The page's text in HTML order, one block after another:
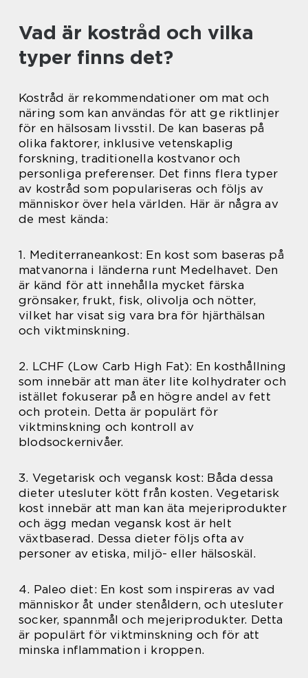
Vad är kostråd och vilka
typer finns det?
Kostråd är rekommendationer om mat och
näring som kan användas för att ge riktlinjer
för en hälsosam livsstil. De kan baseras på
olika faktorer, inklusive vetenskaplig
forskning, traditionella kostvanor och
personliga preferenser. Det finns flera typer
av kostråd som populariseras och följs av
människor över hela världen. Här är några av
de mest kända:
1. Mediterraneankost: En kost som baseras på
matvanorna i länderna runt Medelhavet. Den
är känd för att innehålla mycket färska
grönsaker, frukt, fisk, olivolja och nötter,
vilket har visat sig vara bra för hjärthälsan
och viktminskning.
2. LCHF (Low Carb High Fat): En kosthållning
som innebär att man äter lite kolhydrater och
istället fokuserar på en högre andel av fett
och protein. Detta är populärt för
viktminskning och kontroll av
blodsockernivåer.
3. Vegetarisk och vegansk kost: Båda dessa
dieter utesluter kött från kosten. Vegetarisk
kost innebär att man kan äta mejeriprodukter
och ägg medan vegansk kost är helt
växtbaserad. Dessa dieter följs ofta av
personer av etiska, miljö- eller hälsoskäl.
4. Paleo diet: En kost som inspireras av vad
människor åt under stenåldern, och utesluter
socker, spannmål och mejeriprodukter. Detta
är populärt för viktminskning och för att
minska inflammation i kroppen.